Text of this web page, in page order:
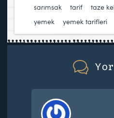
sarımsak
tarif taze
yemek
yemek tarifleri